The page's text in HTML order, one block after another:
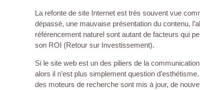
La refonte de site Internet est très souvent vue
dépassé, une mauvaise présentation du contenu,
référencement naturel sont autant de facteurs qui
son ROI (Retour sur Investissement).
Si le site web est un des piliers de la
alors il n’est plus simplement question
des moteurs de recherche sont mis à jour, de